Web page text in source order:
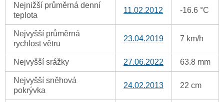
Nejnižší průměrná denní
teplota
11.02.2012 -16.6 °C
Nejvyšší průměrná
rychlost větru
23.04.2019 7 km/h
Nejvyšší srážky 27.06.2022 63.8 mm
Nejvyšší sněhová
pokrývka
24.02.2013 22 cm